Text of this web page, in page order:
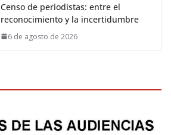
Censo de periodistas: entre el
reconocimiento y la incertidumbre
6 de agosto de 2026